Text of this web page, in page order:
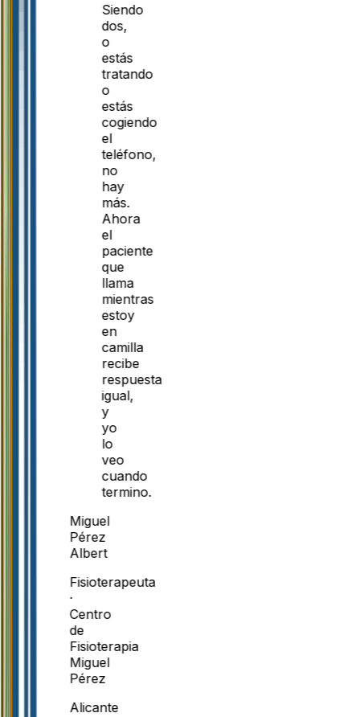
Siendo
dos,
o
estás
tratando
o
estás
cogiendo
el
teléfono,
no
hay
más.
Ahora
el
paciente
que
llama
mientras
estoy
en
camilla
recibe
respuesta
igual,
y
yo
lo
veo
cuando
termino.
Miguel
Pérez
Albert
Fisioterapeuta
·
Centro
de
Fisioterapia
Miguel
Pérez
Alicante